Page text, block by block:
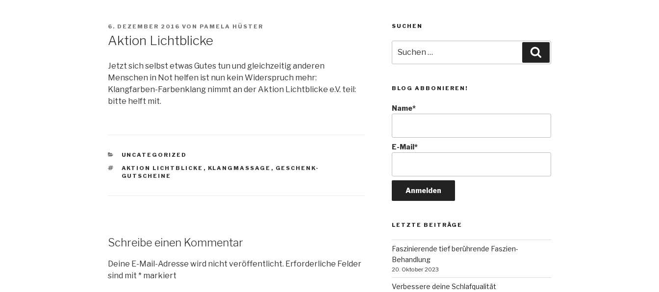
VERÖFFENTLICHT
AM
6. DEZEMBER 2016 VON PAMELA HÜSTER
Aktion Lichtblicke
Jetzt sich selbst etwas Gutes tun und gleichzeitig anderen
Menschen in Not helfen ist nun kein Widerspruch mehr:
Klangfarben-Farbenklang nimmt an der Aktion Lichtblicke e.V. teil:
bitte helft mit.
KATEGORIEN
UNCATEGORIZED
SCHLAGWÖRTER
AKTION LICHTBLICKE , KLANGMASSAGE , GESCHENK-
GUTSCHEINE
Schreibe einen Kommentar
Deine E-Mail-Adresse wird nicht veröffentlicht. Erforderliche Felder
sind mit * markiert
SUCHEN
nach:
BLOG ABBONIEREN!
Name*
E-Mail*
LETZTE BEITRÄGE
Faszinierende tief berührende Faszien-
Behandlung
20. Oktober 2023
Verbessere deine Schlafqualität